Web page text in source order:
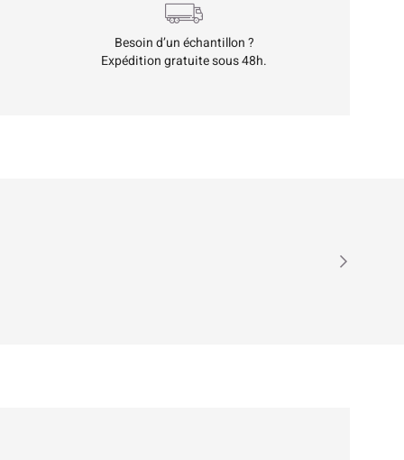
Besoin d’un échantillon ?
Expédition gratuite sous 48h.